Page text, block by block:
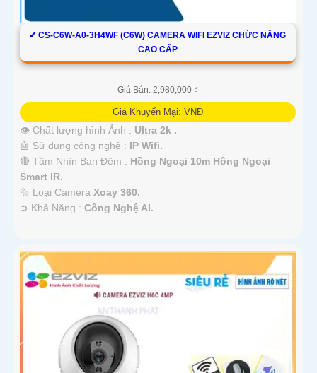
✔ CS-C6W-A0-3H4WF (C6W) CAMERA WIFI EZVIZ CHỨC NĂNG
CAO CẤP
Giá Bán: 2,980,000 ₫
Giá Khuyến Mại: VNĐ
👁 Chất lượng hình Ảnh : Ultra 2k .
🤖️ Sử dụng công nghệ : IP Wifi.
🔴 Tầm Nhìn Ban Đêm : Hồng Ngoại 10m Hồng Ngoại
Smart IR.
🔩 Loại Camera Xoay 360.
️➲ Khả Năng : Công Nghệ AI.